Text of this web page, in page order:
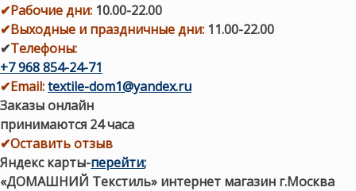
✔Рабочие дни: 10.00-22.00
✔Выходные и праздничные дни: 11.00-22.00
✔Телефоны:
+7 968 854-24-71
✔Email:textile-dom1@yandex.ru
Заказы онлайн
принимаются 24 часа
✔Оставить отзыв
Яндекс карты-перейти;
«ДОМАШНИЙ Текстиль» интернет магазин г.Москва